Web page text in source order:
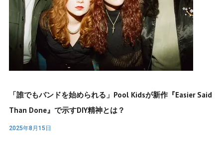
「誰でもバンドを始められる」Pool Kidsが新作『Easier Said
Than Done』で示すDIY精神とは？
2025年8月15日